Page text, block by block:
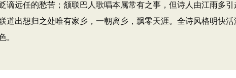
谪远任的愁苦；颔联巴人歌唱本属常有之事，但诗人由江雨多引
出想归之处唯有家乡，一朝离乡，飘零天涯。全诗风格明快活
。